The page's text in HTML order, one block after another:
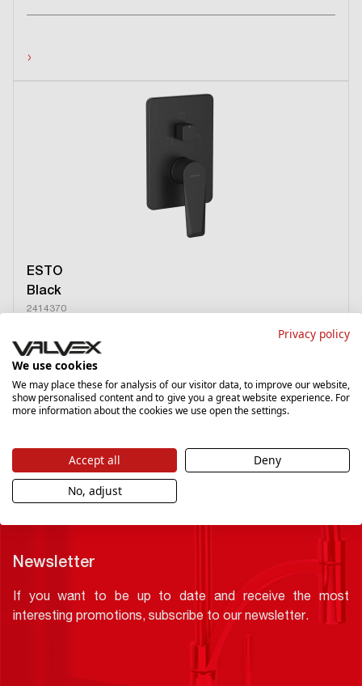
›
ESTO
Black
2414370
Concealed bathtub and shower mixer tap with 3-function
Diverter
›
Newsletter
If you want to be up to date and receive the most
interesting promotions, subscribe to our newsletter.
Privacy policy
We use cookies
We may place these for analysis of our visitor data, to improve our website,
show personalised content and to give you a great website experience. For
more information about the cookies we use open the settings.
Accept all
Deny
No, adjust